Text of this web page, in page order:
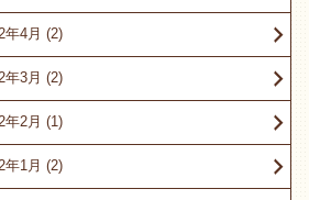
年4月 (2)
年3月 (2)
年2月 (1)
年1月 (2)